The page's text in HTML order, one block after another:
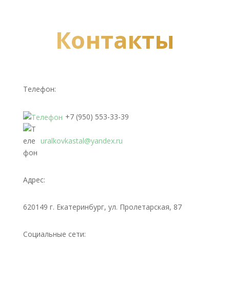
Контакты
Телефон:
+7 (950) 553-33-39
uralkovkastal@yandex.ru
Адрес:
620149 г. Екатеринбург, ул. Пролетарская, 87
Социальные сети: